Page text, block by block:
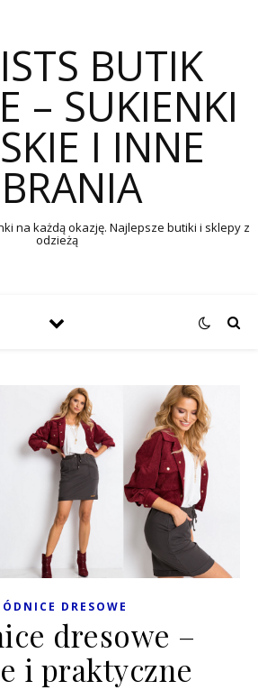
BUTIK
– SUKIENKI
I INNE
na każdą okazję. Najlepsze butiki i sklepy z
odzieżą
DRESOWE
dresowe –
i praktyczne